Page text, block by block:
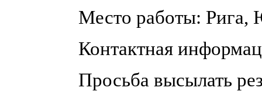
Место работы: Рига,
Контактная
Просьба высылать